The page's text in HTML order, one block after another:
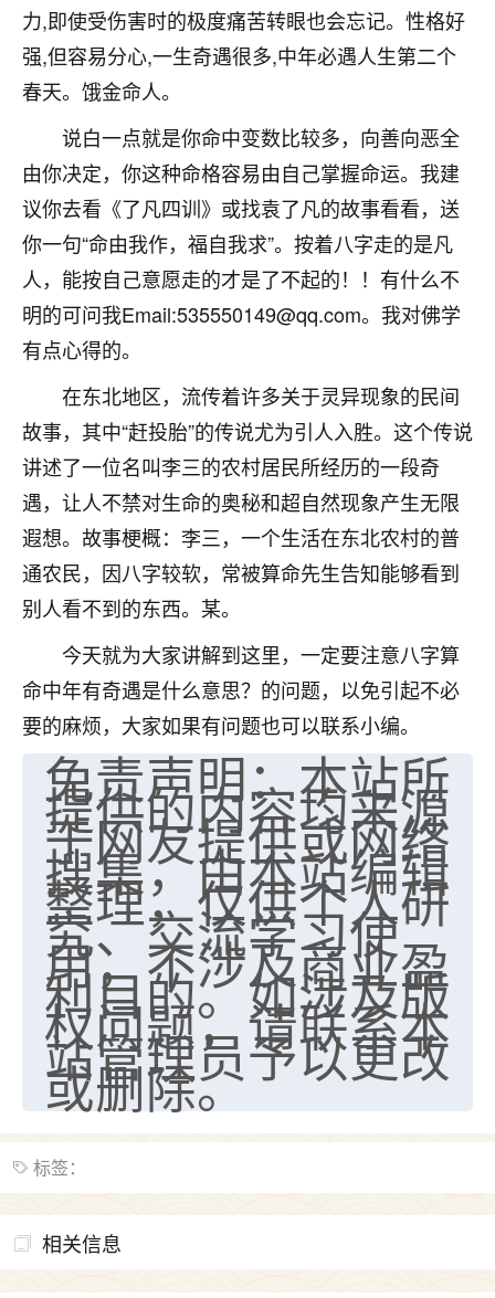
力,即使受伤害时的极度痛苦转眼也会忘记。性格好
强,但容易分心,一生奇遇很多,中年必遇人生第二个
春天。饿金命人。
说白一点就是你命中变数比较多，向善向恶全
由你决定，你这种命格容易由自己掌握命运。我建
议你去看《了凡四训》或找袁了凡的故事看看，送
你一句“命由我作，福自我求”。按着八字走的是凡
人，能按自己意愿走的才是了不起的！！有什么不
明的可问我Email:535550149@qq.com。我对佛学
有点心得的。
在东北地区，流传着许多关于灵异现象的民间
故事，其中“赶投胎”的传说尤为引人入胜。这个传说
讲述了一位名叫李三的农村居民所经历的一段奇
遇，让人不禁对生命的奥秘和超自然现象产生无限
遐想。故事梗概：李三，一个生活在东北农村的普
通农民，因八字较软，常被算命先生告知能够看到
别人看不到的东西。某。
今天就为大家讲解到这里，一定要注意八字算
命中年有奇遇是什么意思？的问题，以免引起不必
要的麻烦，大家如果有问题也可以联系小编。
免责声明：本站所
提供的内容均来源
于网友提供或网络
搜集，由本站编辑
整理，仅供个人研
究、交流学习使
用，不涉及商业盈
利目的。如涉及版
权问题，请联系本
站管理员予以更改
或删除。
标签：
相关信息
鹿森：慧来老师微信：gjsy0624
1天前 来自江西 12
我也想要，我也想要！
2天前 来自山西 15
Jessica李
老师做不做超度法事？我想给我奶奶做超度，她今年
刚去世了。
七零老顽童
做梦梦见她，后来也是朋友介绍，找到慧来老
师，安排了超度法事，做梦再也没有梦到过
了，一开始是半信半疑的，图个心安，给亡母
超度，现在看来，人不信也不行。
2天前 来自云南 11
优秀的张同学
老师收徒吗？？我对这些很感兴趣
2天前 来自山西